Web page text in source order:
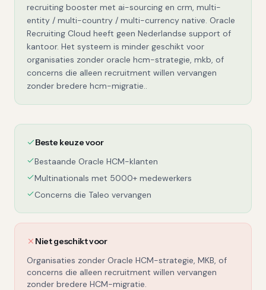
recruiting booster met ai-sourcing en crm, multi-
entity / multi-country / multi-currency native. Oracle
Recruiting Cloud heeft geen Nederlandse support of
kantoor. Het systeem is minder geschikt voor
organisaties zonder oracle hcm-strategie, mkb, of
concerns die alleen recruitment willen vervangen
zonder bredere hcm-migratie..
Beste keuze voor
Bestaande Oracle HCM-klanten
Multinationals met 5000+ medewerkers
Concerns die Taleo vervangen
Niet geschikt voor
Organisaties zonder Oracle HCM-strategie, MKB, of
concerns die alleen recruitment willen vervangen
zonder bredere HCM-migratie.